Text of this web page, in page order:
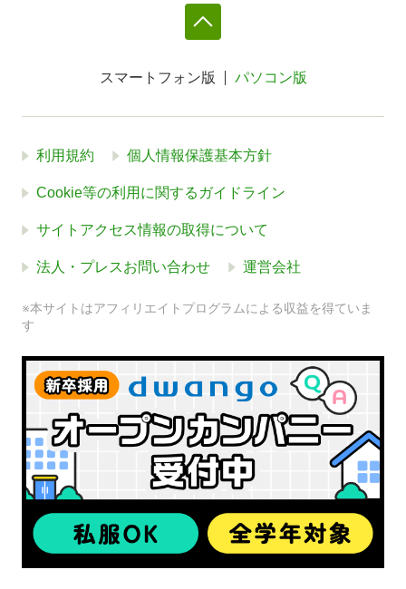
スマートフォン版 パソコン版
利用規約 個人情報保護基本方針
Cookie等の利用に関するガイドライン
サイトアクセス情報の取得について
法人・プレスお問い合わせ 運営会社
※本サイトはアフィリエイトプログラムによる収益を得ていま
す